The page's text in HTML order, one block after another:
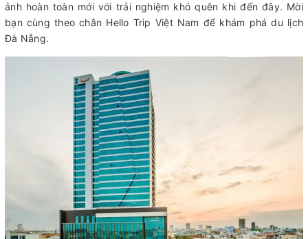
ảnh hoàn toàn mới với trải nghiệm khó quên khi đến đây. Mời
bạn cùng theo chân Hello Trip Việt Nam để khám phá du lịch
Đà Nẵng.